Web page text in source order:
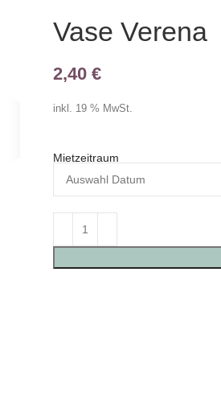
Vase Verena
2,40 €
inkl. 19 % MwSt.
Mietzeitraum